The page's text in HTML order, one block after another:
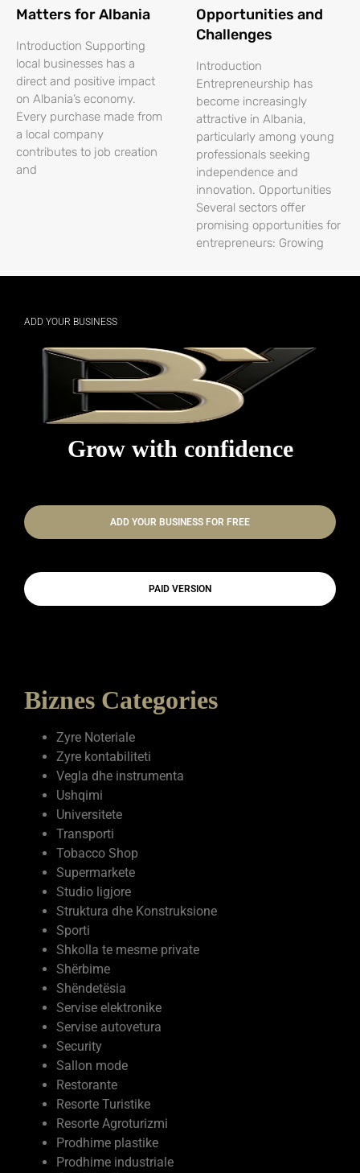
Matters for Albania
Introduction Supporting
local businesses has a
direct and positive impact
on Albania’s economy.
Every purchase made from
a local company
contributes to job creation
and
Opportunities and
Challenges
Introduction
Entrepreneurship has
become increasingly
attractive in Albania,
particularly among young
professionals seeking
independence and
innovation. Opportunities
Several sectors offer
promising opportunities for
entrepreneurs: Growing
ADD YOUR BUSINESS
Grow with confidence
ADD YOUR BUSINESS FOR FREE
PAID VERSION
Biznes Categories
Zyre Noteriale
Zyre kontabiliteti
Vegla dhe instrumenta
Ushqimi
Universitete
Transporti
Tobacco Shop
Supermarkete
Studio ligjore
Struktura dhe Konstruksione
Sporti
Shkolla te mesme private
Shërbime
Shëndetësia
Servise elektronike
Servise autovetura
Security
Sallon mode
Restorante
Resorte Turistike
Resorte Agroturizmi
Prodhime plastike
Prodhime industriale